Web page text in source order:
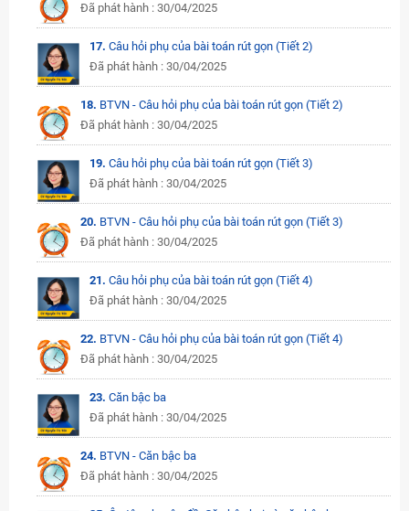
Đã phát hành : 30/04/2025
17. Câu hỏi phụ của bài toán rút gọn (Tiết 2)
Đã phát hành : 30/04/2025
18. BTVN - Câu hỏi phụ của bài toán rút gọn (Tiết 2)
Đã phát hành : 30/04/2025
19. Câu hỏi phụ của bài toán rút gọn (Tiết 3)
Đã phát hành : 30/04/2025
20. BTVN - Câu hỏi phụ của bài toán rút gọn (Tiết 3)
Đã phát hành : 30/04/2025
21. Câu hỏi phụ của bài toán rút gọn (Tiết 4)
Đã phát hành : 30/04/2025
22. BTVN - Câu hỏi phụ của bài toán rút gọn (Tiết 4)
Đã phát hành : 30/04/2025
23. Căn bậc ba
Đã phát hành : 30/04/2025
24. BTVN - Căn bậc ba
Đã phát hành : 30/04/2025